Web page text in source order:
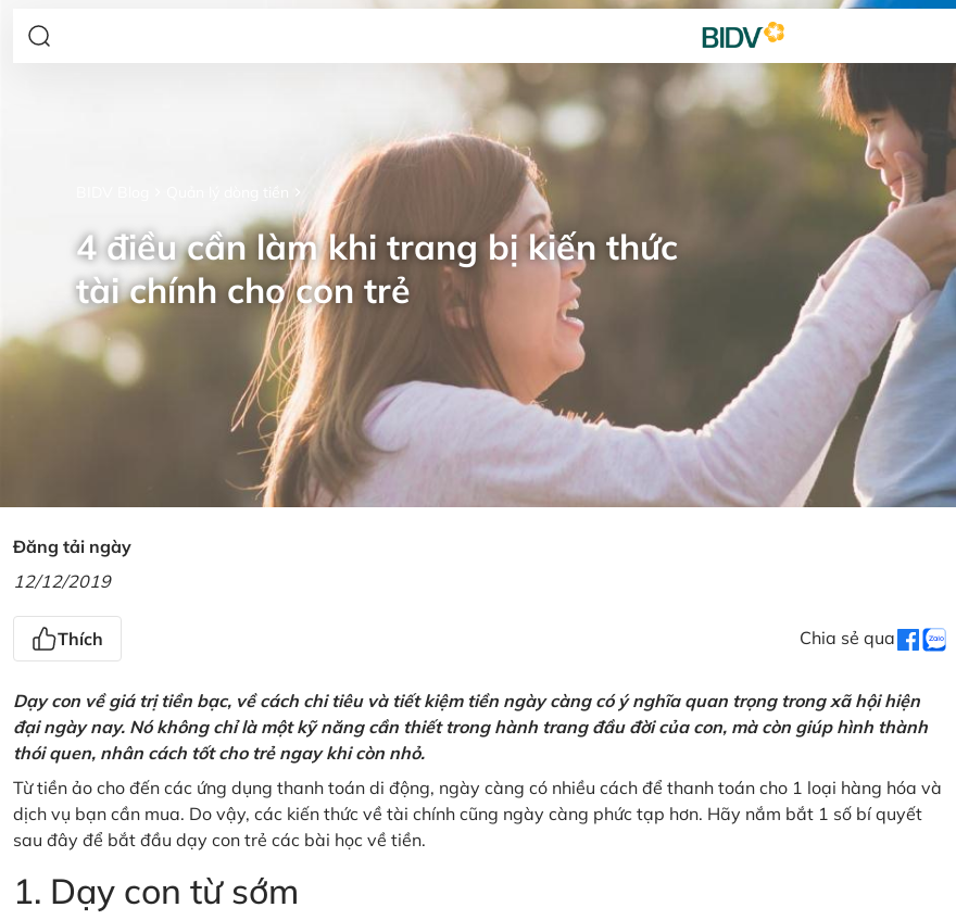
4 điều cần làm khi trang bị kiến thức
tài chính cho con trẻ
Đăng tải ngày
12/12/2019
Thích Chia sẻ qua
Dạy con về giá trị tiền bạc, về cách chi tiêu và tiết kiệm tiền ngày càng có ý nghĩa quan trọng trong xã hội hiện
đại ngày nay. Nó không chỉ là một kỹ năng cần thiết trong hành trang đầu đời của con, mà còn giúp hình thành
thói quen, nhân cách tốt cho trẻ ngay khi còn nhỏ.
Từ tiền ảo cho đến các ứng dụng thanh toán di động, ngày càng có nhiều cách để thanh toán cho 1 loại hàng hóa và
dịch vụ bạn cần mua. Do vậy, các kiến thức về tài chính cũng ngày càng phức tạp hơn. Hãy nắm bắt 1 số bí quyết
sau đây để bắt đầu dạy con trẻ các bài học về tiền.
1. Dạy con từ sớm